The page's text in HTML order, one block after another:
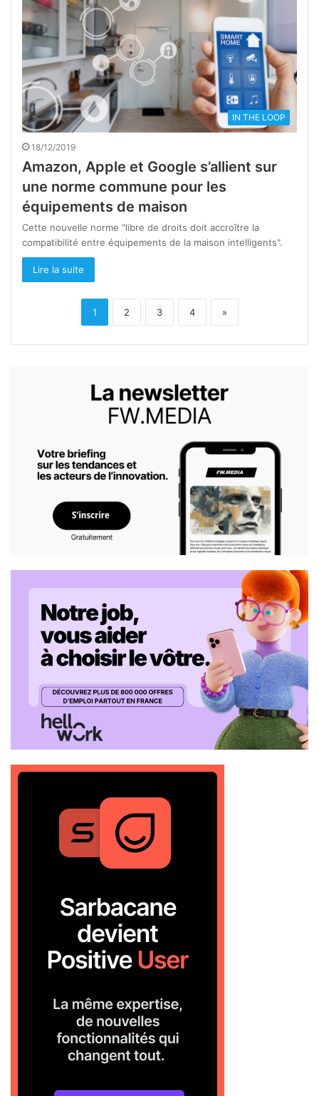
IN THE LOOP
18/12/2019
Amazon, Apple et Google s’allient sur
une norme commune pour les
équipements de maison
Cette nouvelle norme "libre de droits doit accroître la
compatibilité entre équipements de la maison intelligents".
Lire la suite
1 2 3 4 »